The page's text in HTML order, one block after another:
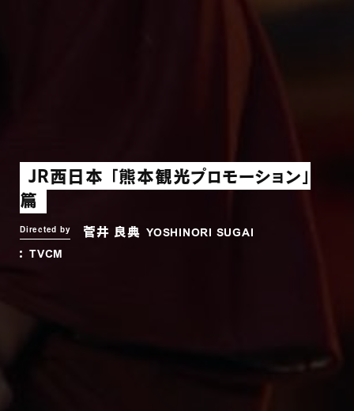
JR西日本 「熊本観光プロモーション」
篇
Directed by 菅井 良典
YOSHINORI SUGAI
TVCM